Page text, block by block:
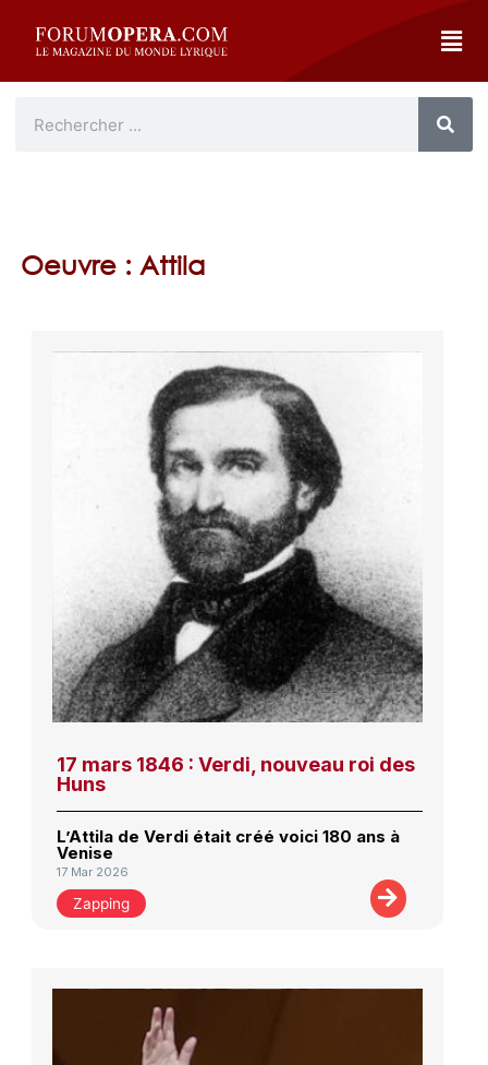
Oeuvre : Attila
17 mars 1846 : Verdi, nouveau roi des
Huns
L’Attila de Verdi était créé voici 180 ans à
Venise
17 Mar 2026
Zapping